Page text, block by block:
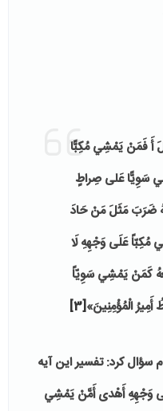
أَ فَمَنْ يَمْشِي‏ مُكِبًّا
سَوِيًّا عَلى‏ صِراطٍ
ضَرَبَ مَثَلَ مَنْ حَادَ
عَلَى وَجْهِهِ لَا
كَمَنْ يَمْشِي سَوِيّاً
الْمُؤْمِنِينَ‏»[3]
سؤال کرد: تفسیر این آیه
وَجْهِهِ أَهْدى‏ أَمَّنْ يَمْشِي‏